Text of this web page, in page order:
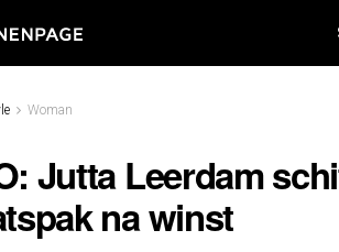
Woman
Jutta Leerdam
na winst